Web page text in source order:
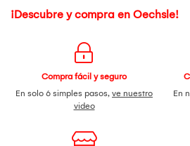
¡Descubre y compra en Oechsle!
Compra fácil y seguro
En solo 6 simples pasos, ve nuestro
video
En